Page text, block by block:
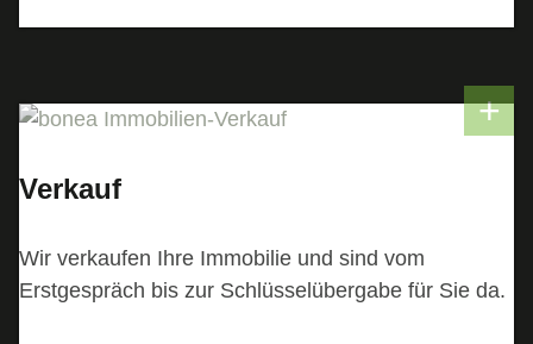
Verkauf
Wir verkaufen Ihre Immobilie und sind vom
Erstgespräch bis zur Schlüsselübergabe für Sie da.